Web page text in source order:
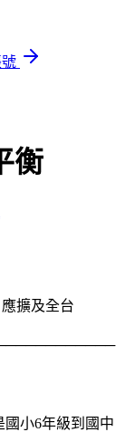
衡
擴及全台
國小6年級到國中